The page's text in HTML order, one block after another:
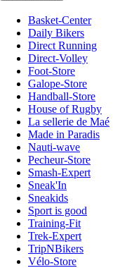
Basket-Center
Daily Bikers
Direct Running
Direct-Volley
Foot-Store
Galope-Store
Handball-Store
House of Rugby
La sellerie de Maé
Made in Paradis
Nauti-wave
Pecheur-Store
Smash-Expert
Sneak'In
Sneakids
Sport is good
Training-Fit
Trek-Expert
TripNBikers
Vélo-Store